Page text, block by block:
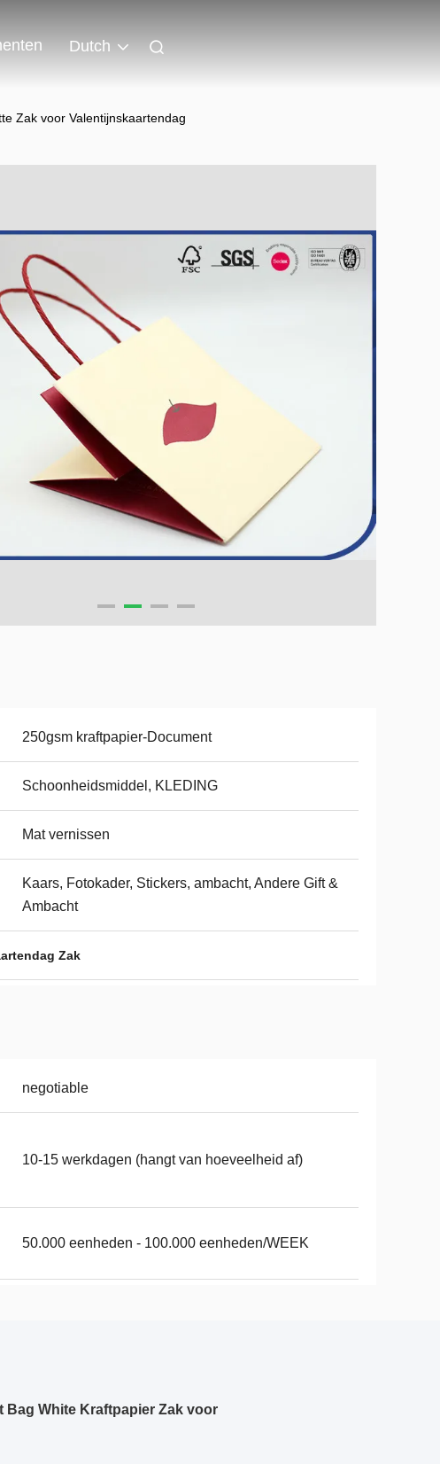
Dutch
Zak voor Valentijnskaartendag
250gsm kraftpapier-Document
Schoonheidsmiddel, KLEDING
Mat vernissen
Kaars, Fotokader, Stickers, ambacht, Andere Gift &
Ambacht
Zak
negotiable
10-15 werkdagen (hangt van hoeveelheid af)
50.000 eenheden - 100.000 eenheden/WEEK
Bag White Kraftpapier Zak voor